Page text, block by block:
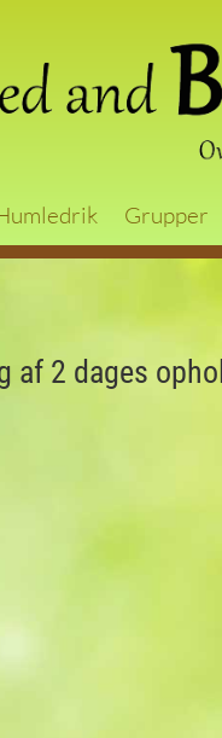
Grupper
af 2 dages